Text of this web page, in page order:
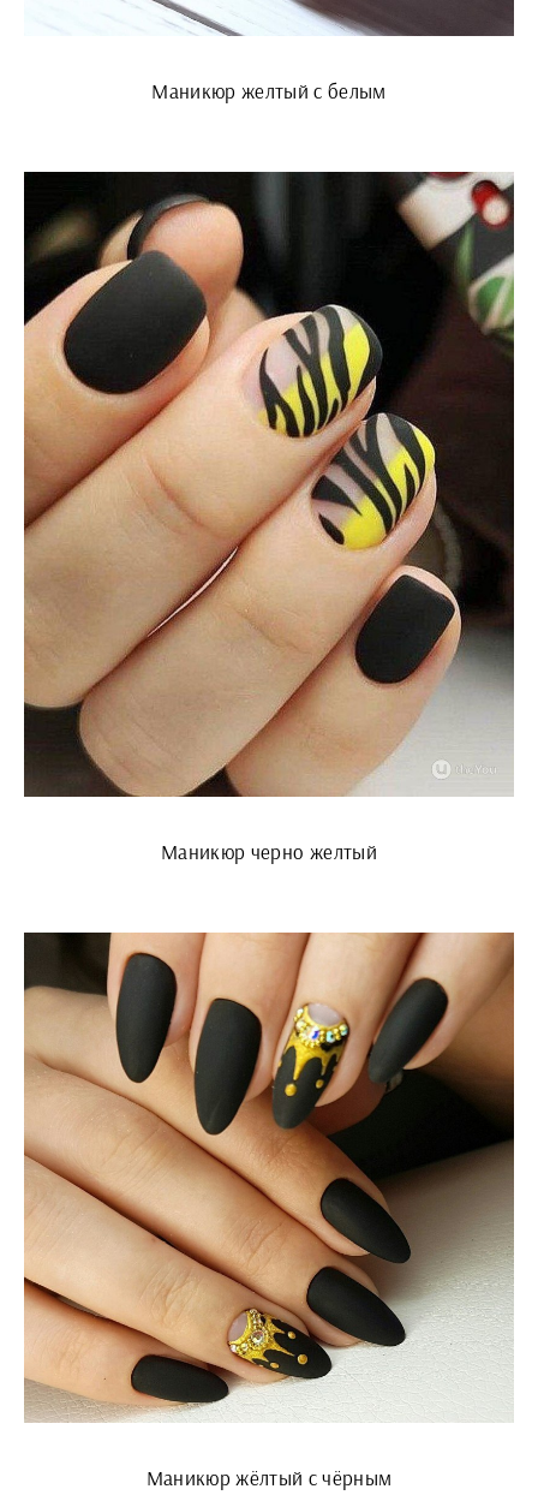
Маникюр желтый с белым
Маникюр черно желтый
Маникюр жёлтый с чёрным